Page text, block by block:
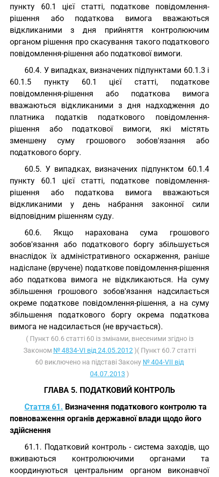
пункту 60.1 цієї статті, податкове повідомлення-
рішення або податкова вимога вважаються
відкликаними з дня прийняття контролюючим
органом рішення про скасування такого податкового
повідомлення-рішення або податкової вимоги.
60.4. У випадках, визначених підпунктами 60.1.3 і
60.1.5 пункту 60.1 цієї статті, податкове
повідомлення-рішення або податкова вимога
вважаються відкликаними з дня надходження до
платника податків податкового повідомлення-
рішення або податкової вимоги, які містять
зменшену суму грошового зобов'язання або
податкового боргу.
60.5. У випадках, визначених підпунктом 60.1.4
пункту 60.1 цієї статті, податкове повідомлення-
рішення або податкова вимога вважаються
відкликаними у день набрання законної сили
відповідним рішенням суду.
60.6. Якщо нарахована сума грошового
зобов'язання або податкового боргу збільшується
внаслідок їх адміністративного оскарження, раніше
надіслане (вручене) податкове повідомлення-рішення
або податкова вимога не відкликаються. На суму
збільшення грошового зобов'язання надсилається
окреме податкове повідомлення-рішення, а на суму
збільшення податкового боргу окрема податкова
вимога не надсилається (не вручається).
( Пункт 60.6 статті 60 із змінами, внесеними згідно із
Законом № 4834-VI від 24.05.2012 )( Пункт 60.7 статті
60 виключено на підставі Закону № 404-VII від
04.07.2013 )
ГЛАВА 5. ПОДАТКОВИЙ КОНТРОЛЬ
Стаття 61. Визначення податкового контролю та
повноваження органів державної влади щодо його
здійснення
61.1. Податковий контроль - система заходів, що
вживаються контролюючими органами та
координуються центральним органом виконавчої